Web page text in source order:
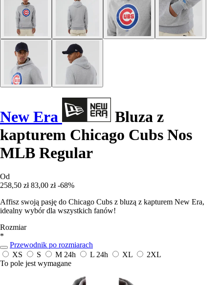
New Era
Bluza z
kapturem Chicago Cubs Nos
MLB Regular
Od
258,50 zł 83,00 zł -68%
Affisz swoją pasję do Chicago Cubs z bluzą z kapturem New Era,
idealny wybór dla wszystkich fanów!
Rozmiar
*
Przewodnik po rozmiarach
XS
S M 24h L 24h XL
2XL
To pole jest wymagane